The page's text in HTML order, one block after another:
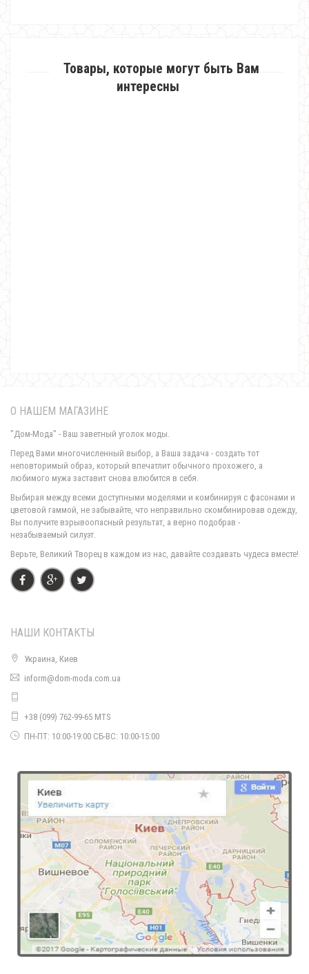
Товары, которые могут быть Вам
интересны
Летнее деловое платье женское большого размера
Женское деловое платье с белым воротничком
570.00грн.
О НАШЕМ МАГАЗИНЕ
"Дом-Мода" - Ваш заветный уголок моды.
Перед Вами многочисленный выбор, а Ваша задача - создать тот
неповторимый образ, который впечатлит обычного прохожего, а
любимого мужа заставит снова влюбится в себя.
Выбирая между всеми доступными моделями и комбинируя с фасонами и
цветовой гаммой, не забывайте, что неправильно скомбинировав одежду,
Вы получите взрывоопасный результат, а верно подобрав -
незабываемый силуэт.
Верьте, Великий Творец в каждом из нас, давайте создавать чудеса вместе!
НАШИ КОНТАКТЫ
Украина, Киев
inform@dom-moda.com.ua
+38 (099) 762-99-65 MTS
ПН-ПТ: 10:00-19:00 СБ-ВС: 10:00-15:00